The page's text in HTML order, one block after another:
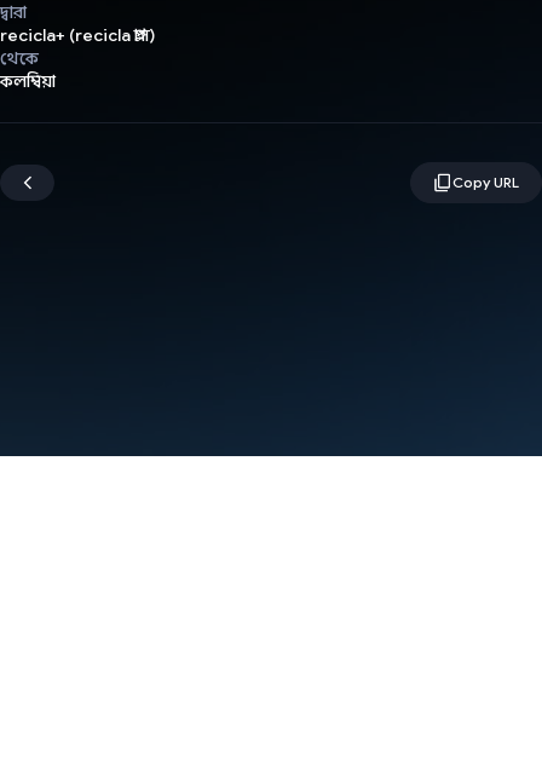
দ্বারা
recicla+ (recicla প্লাস)
থেকে
কলম্বিয়া